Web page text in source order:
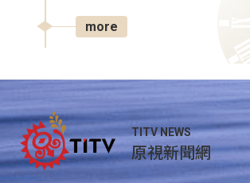
more
TITV NEWS
原視新聞網